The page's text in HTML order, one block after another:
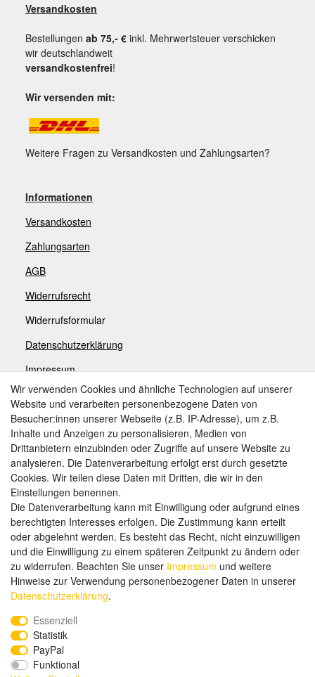
Versandkosten
Bestellungen ab 75,- € inkl. Mehrwertsteuer verschicken
wir deutschlandweit
versandkostenfrei!
Wir versenden mit:
Weitere Fragen zu Versandkosten und Zahlungsarten?
Informationen
Versandkosten
Zahlungsarten
AGB
Widerrufsrecht
Widerrufsformular
Datenschutzerklärung
Impressum
Zahlungsarten
Weitere Zahlungsarten:
Kauf auf Rechnung
Vorkasse
Hier sind wir
Wir verwenden Cookies und ähnliche Technologien auf unserer
Website und verarbeiten personenbezogene Daten von
Besucher:innen unserer Webseite (z.B. IP-Adresse), um z.B.
Inhalte und Anzeigen zu personalisieren, Medien von
Drittanbietern einzubinden oder Zugriffe auf unsere Website zu
analysieren. Die Datenverarbeitung erfolgt erst durch gesetzte
Cookies. Wir teilen diese Daten mit Dritten, die wir in den
Einstellungen benennen.
Die Datenverarbeitung kann mit Einwilligung oder aufgrund eines
berechtigten Interesses erfolgen. Die Zustimmung kann erteilt
oder abgelehnt werden. Es besteht das Recht, nicht einzuwilligen
und die Einwilligung zu einem späteren Zeitpunkt zu ändern oder
zu widerrufen. Beachten Sie unser Impressum und weitere
Hinweise zur Verwendung personenbezogener Daten in unserer
Daten­schutz­erklärung.
Essenziell
Statistik
PayPal
Funktional